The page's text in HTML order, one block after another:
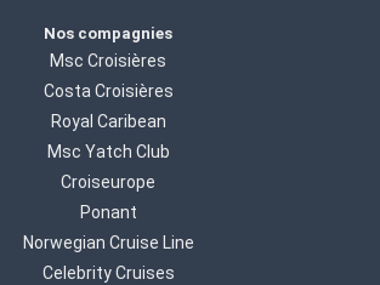
Nos compagnies
Msc Croisières
Costa Croisières
Royal Caribean
Msc Yatch Club
Croiseurope
Ponant
Norwegian Cruise Line
Celebrity Cruises